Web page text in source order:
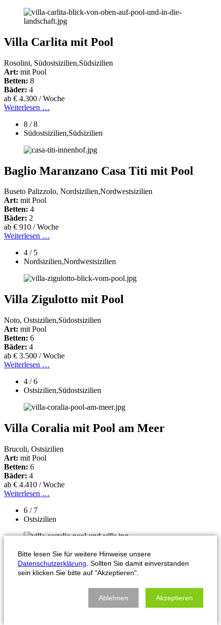
Villa Carlita mit Pool
Rosolini, Südostsizilien,Südsizilien
Art: mit Pool
Betten: 8
Bäder: 4
ab € 4.300 / Woche
Weiterlesen …
8 / 8
Südostsizilien,Südsizilien
Baglio Maranzano Casa Titi mit Pool
Buseto Palizzolo, Nordsizilien,Nordwestsizilien
Art: mit Pool
Betten: 4
Bäder: 2
ab € 910 / Woche
Weiterlesen …
4 / 5
Nordsizilien,Nordwestsizilien
Villa Zigulotto mit Pool
Noto, Ostsizilien,Südostsizilien
Art: mit Pool
Betten: 6
Bäder: 4
ab € 3.500 / Woche
Weiterlesen …
4 / 6
Ostsizilien,Südostsizilien
Villa Coralia mit Pool am Meer
Brucoli, Ostsizilien
Art: mit Pool
Betten: 6
Bäder: 4
ab € 4.410 / Woche
Weiterlesen …
6 / 7
Ostsizilien
Villa Castalia mit Pool und Spa Bereich
Cornino, Nordsizilien,Nordwestsizilien,Westsizilien
Bitte lesen Sie für weitere Hinweise unsere
Datenschutzerklärung . Sollten Sie damit einverstanden
sein klicken Sie bitte auf "Akzeptieren".
Ablehnen Akzeptieren